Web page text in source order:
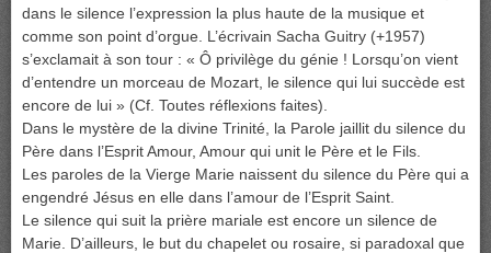
dans le silence l’expression la plus haute de la musique et
comme son point d’orgue. L’écrivain Sacha Guitry (+1957)
s’exclamait à son tour : « Ô privilège du génie ! Lorsqu’on vient
d’entendre un morceau de Mozart, le silence qui lui succède est
encore de lui » (Cf. Toutes réflexions faites).
Dans le mystère de la divine Trinité, la Parole jaillit du silence du
Père dans l’Esprit Amour, Amour qui unit le Père et le Fils.
Les paroles de la Vierge Marie naissent du silence du Père qui a
engendré Jésus en elle dans l’amour de l’Esprit Saint.
Le silence qui suit la prière mariale est encore un silence de
Marie. D’ailleurs, le but du chapelet ou rosaire, si paradoxal que